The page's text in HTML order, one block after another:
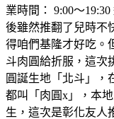
業時間： 9:00～
後雖然推翻了兒時不
得咱們基隆才好吃。
斗肉圓給折服，這次
圓誕生地「北斗」，
都叫「肉圓x」，本
生，這次是彰化友人